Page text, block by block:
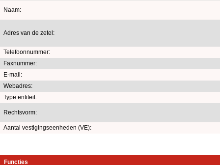
Naam:
Adres van de zetel:
Telefoonnummer:
Faxnummer:
E-mail:
Webadres:
Type entiteit:
Rechtsvorm:
Aantal vestigingseenheden (VE):
Functies